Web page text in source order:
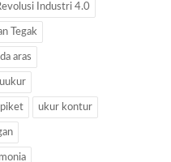
Industri 4.0
Tegak
aras
piket ukur kontur